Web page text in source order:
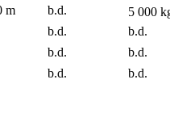
m b.d.
5 000
b.d.
b.d.
b.d.
b.d.
b.d. b.d.